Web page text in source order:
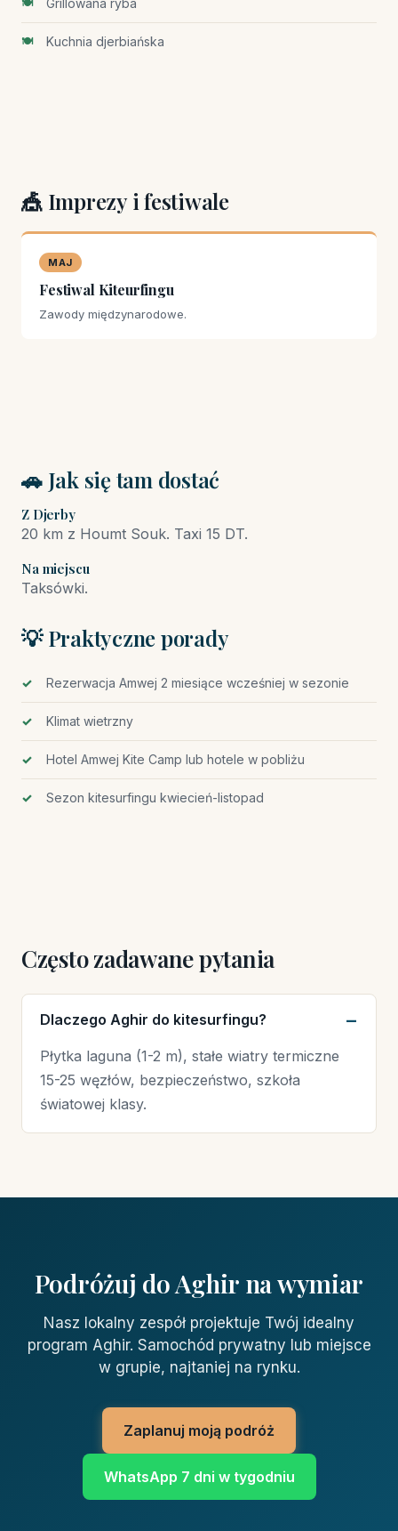
Grillowana ryba
Kuchnia djerbiańska
🎪 Imprezy i festiwale
MAJ
Festiwal Kiteurfingu
Zawody międzynarodowe.
🚗 Jak się tam dostać
Z Djerby
20 km z Houmt Souk. Taxi 15 DT.
Na miejscu
Taksówki.
💡 Praktyczne porady
Rezerwacja Amwej 2 miesiące wcześniej w sezonie
Klimat wietrzny
Hotel Amwej Kite Camp lub hotele w pobliżu
Sezon kitesurfingu kwiecień-listopad
Często zadawane pytania
Dlaczego Aghir do kitesurfingu?
Płytka laguna (1-2 m), stałe wiatry termiczne
15-25 węzłów, bezpieczeństwo, szkoła
światowej klasy.
Podróżuj do Aghir na wymiar
Nasz lokalny zespół projektuje Twój idealny
program Aghir. Samochód prywatny lub miejsce
w grupie, najtaniej na rynku.
Zaplanuj moją podróż
WhatsApp 7 dni w tygodniu